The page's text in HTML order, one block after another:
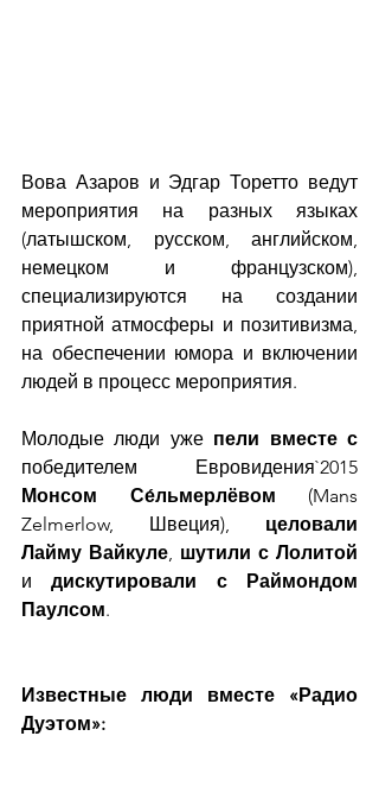
Вова Азаров и Эдгар Торетто ведут
мероприятия на разных языках
(латышском, русском, английском,
немецком и французском),
специализируются на создании
приятной атмосферы и позитивизма,
на обеспечении юмора и включении
людей в процесс мероприятия.
Молодые люди уже пели вместе с
Монсом Се́льмерлёвом (Mans
Zelmerlow, Швеция), целовали
Лайму Вайкуле, шутили с Лолитой
и дискутировали с Раймондом
Паулсом.
Известные люди вместе «Радио
Дуэтом»: